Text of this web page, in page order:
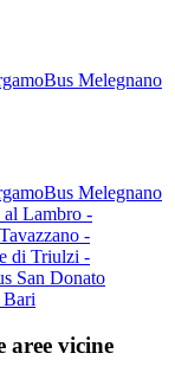
Bus Melegnano
Bus Melegnano
al Lambro -
-
di Triulzi -
San Donato
Bari
aree vicine